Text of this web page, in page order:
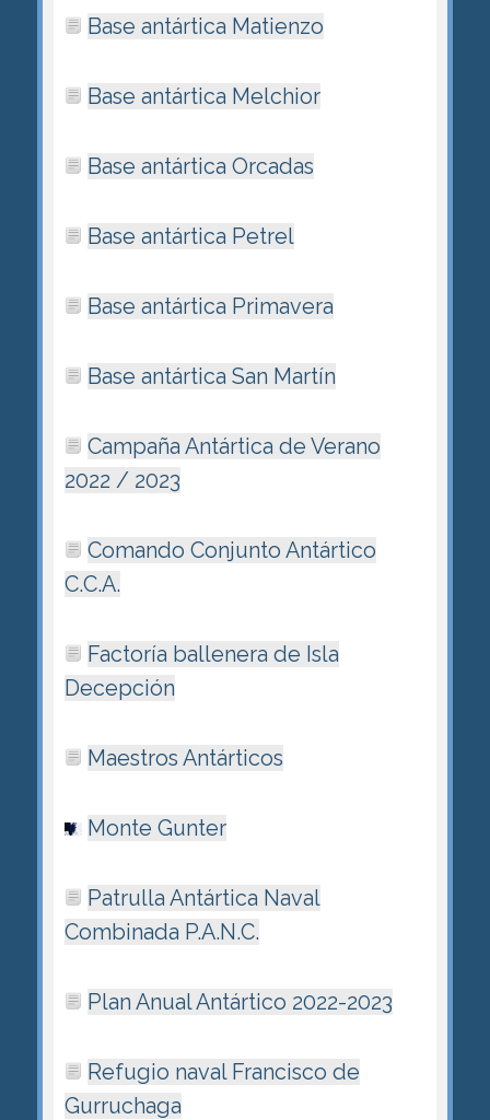
Base antártica Matienzo
Base antártica Melchior
Base antártica Orcadas
Base antártica Petrel
Base antártica Primavera
Base antártica San Martín
Campaña Antártica de Verano
2022 / 2023
Comando Conjunto Antártico
C.C.A.
Factoría ballenera de Isla
Decepción
Maestros Antárticos
Monte Gunter
Patrulla Antártica Naval
Combinada P.A.N.C.
Plan Anual Antártico 2022-2023
Refugio naval Francisco de
Gurruchaga